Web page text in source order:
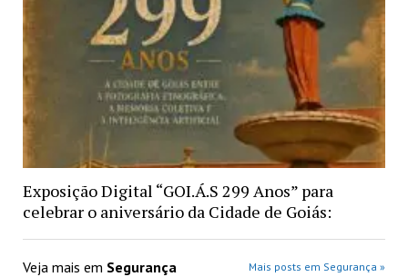
Exposição Digital “GOI.Á.S 299 Anos” para
celebrar o aniversário da Cidade de Goiás:
Veja mais em Segurança Mais posts em Segurança »